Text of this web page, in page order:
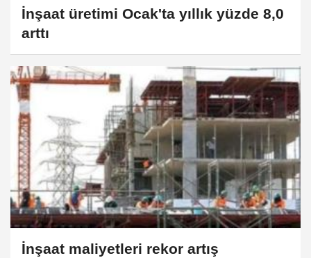
İnşaat üretimi Ocak'ta yıllık yüzde 8,0
arttı
İnşaat maliyetleri rekor artış